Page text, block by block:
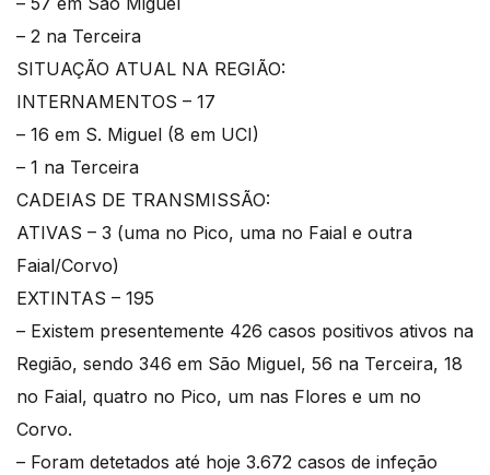
– 2 na Terceira
SITUAÇÃO ATUAL NA REGIÃO:
INTERNAMENTOS – 17
– 16 em S. Miguel (8 em UCI)
– 1 na Terceira
CADEIAS DE TRANSMISSÃO:
ATIVAS – 3 (uma no Pico, uma no Faial e outra
Faial/Corvo)
EXTINTAS – 195
– Existem presentemente 426 casos positivos ativos na
Região, sendo 346 em São Miguel, 56 na Terceira, 18
no Faial, quatro no Pico, um nas Flores e um no
Corvo.
– Foram detetados até hoje 3.672 casos de infeção